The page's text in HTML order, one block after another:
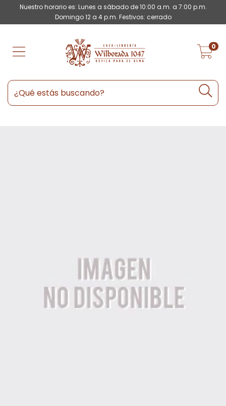
Nuestro horario es: Lunes a sábado de 10:00 a.m. a 7:00 p.m.
Domingo 12 a 4 p.m. Festivos: cerrado
0